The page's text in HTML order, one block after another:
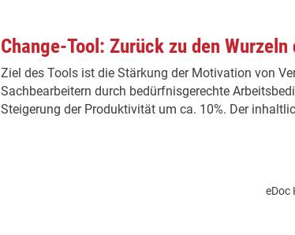
Change-Tool: Zurück zu den
Ziel des Tools ist die Stärkung der Motivation von
Sachbearbeitern durch bedürfnisgerechte
Steigerung der Produktivität um ca. 10%. Der
eDoc